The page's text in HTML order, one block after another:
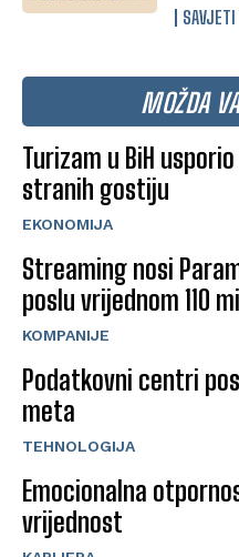
SAVJETI
MOŽDA
Turizam u BiH
stranih gostiju
EKONOMIJA
Streaming nosi
poslu vrijednom 110
KOMPANIJE
Podatkovni centri
meta
TEHNOLOGIJA
Emocionalna
vrijednost